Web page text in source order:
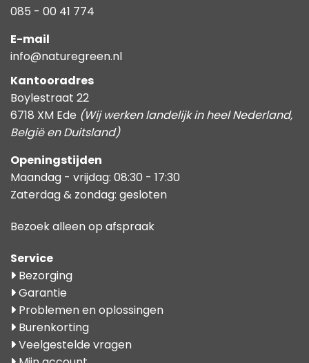
085 - 00 41 774
E-mail
info@naturegreen.nl
Kantooradres
Boylestraat 22
6718 XM Ede (Wij werken landelijk in heel Nederland,
België en Duitsland)
Openingstijden
Maandag - vrijdag: 08:30 - 17:30
Zaterdag & zondag: gesloten
Bezoek alleen op afspraak
Service
Bezorging
Garantie
Problemen en oplossingen
Burenkorting
Veelgestelde vragen